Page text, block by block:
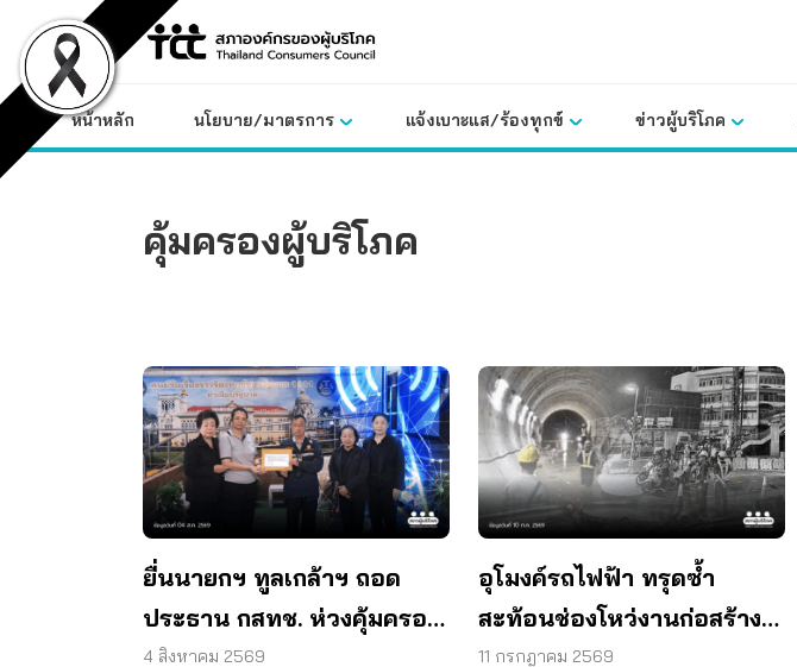
content
หน้าหลัก นโยบาย/มาตรการ แจ้งเบาะแส/ร้องทุกข์ ข่าวผู้บริโภค
คุ้มครองผู้บริโภค
ยื่นนายกฯ ทูลเกล้าฯ ถอด
ประธาน กสทช. ห่วงคุ้มครอง
ผู้บริโภคสะดุด
4 สิงหาคม 2569
อุโมงค์รถไฟฟ้า ทรุดซ้ำ
สะท้อนช่องโหว่งานก่อสร้าง จี้
ตรวจโครงสร้างใต้ดินทั้ง
11 กรกฎาคม 2569